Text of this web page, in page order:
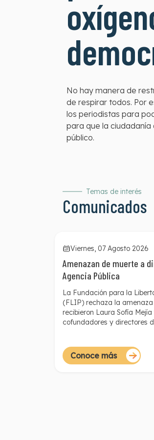
No hay manera de
de respirar todos. Por
los periodistas para
para que la
público.
Temas de interés
Comunicados
Viernes, 07 Agosto 2026
Amenazan de muerte a
Agencia Pública
La Fundación para la
(FLIP) rechaza la
recibieron Laura Sofía
cofundadores y directores
detalles que sugieren un
los lugares que frecuenta, e
Conoce más